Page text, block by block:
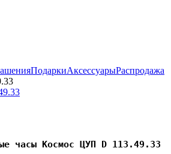
ПодаркиАксессуарыРаспродажа
часы Космос ЦУП D 113.49.33